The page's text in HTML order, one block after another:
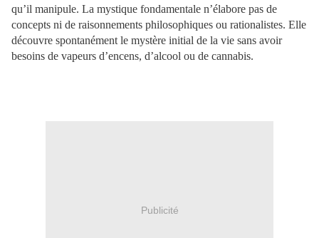
qu’il manipule. La mystique fondamentale n’élabore pas de
concepts ni de raisonnements philosophiques ou rationalistes. Elle
découvre spontanément le mystère initial de la vie sans avoir
besoins de vapeurs d’encens, d’alcool ou de cannabis.
Publicité